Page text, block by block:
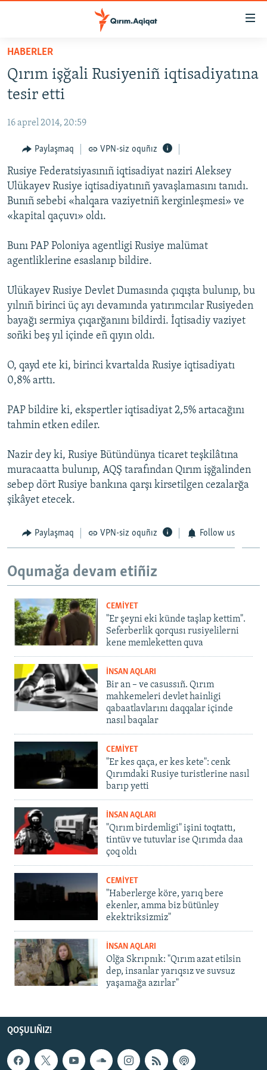
Esas
qaytmaq
Baş
qaytmaq
qaytmaq
SİYASET
CEMİYET
MEDENİYET
İNSAN AQLARI
VİDEO
SÜRET
FİKİR
Русский
Українською
QOŞULIÑIZ!
HABERLER
Qırım işğali Rusiyeniñ iqtisadiyatına
tesir etti
16 aprel 2014, 20:59
Paylaşmaq VPN-siz oquñız
Rusiye Federatsiyasınıñ iqtisadiyat naziri Aleksey
Ulükayev Rusiye iqtisadiyatınıñ yavaşlamasını tanıdı.
Bunıñ sebebi «halqara vaziyetniñ kerginleşmesi» ve
«kapital qaçuvı» oldı.
Bunı PAP Poloniya agentligi Rusiye malümat
agentliklerine esaslanıp bildire.
Ulükayev Rusiye Devlet Dumasında çıqışta bulunıp, bu
yılnıñ birinci üç ayı devamında yatırımcılar Rusiyeden
bayağı sermiya çıqarğanını bildirdi. İqtisadiy vaziyet
soñki beş yıl içinde eñ qıyın oldı.
O, qayd ete ki, birinci kvartalda Rusiye iqtisadiyatı
0,8% arttı.
PAP bildire ki, ekspertler iqtisadiyat 2,5% artacağını
tahmin etken ediler.
Nazir dey ki, Rusiye Bütündünya ticaret teşkilâtına
muracaatta bulunıp, AQŞ tarafından Qırım işğalinden
sebep dört Rusiye bankına qarşı kirsetilgen cezalarğa
şikâyet etecek.
Paylaşmaq VPN-siz oquñız Follow us
Oqumağa devam etiñiz
CEMİYET
"Er şeyni eki künde taşlap kettim".
Seferberlik qorqusı rusiyelilerni
kene memleketten quva
İNSAN AQLARI
Bir an – ve casussıñ. Qırım
mahkemeleri devlet hainligi
qabaatlavlarını daqqalar içinde
nasıl baqalar
CEMİYET
"Er kes qaça, er kes kete": cenk
Qırımdaki Rusiye turistlerine nasıl
barıp yetti
İNSAN AQLARI
"Qırım birdemligi" işini toqtattı,
tintüv ve tutuvlar ise Qırımda daa
çoq oldı
CEMİYET
"Haberlerge köre, yarıq bere
ekenler, amma biz bütünley
ekektriksizmiz"
İNSAN AQLARI
Olğa Skrıpnık: "Qırım azat etilsin
dep, insanlar yarıqsız ve suvsuz
yaşamağa azırlar"
QOŞULIÑIZ!